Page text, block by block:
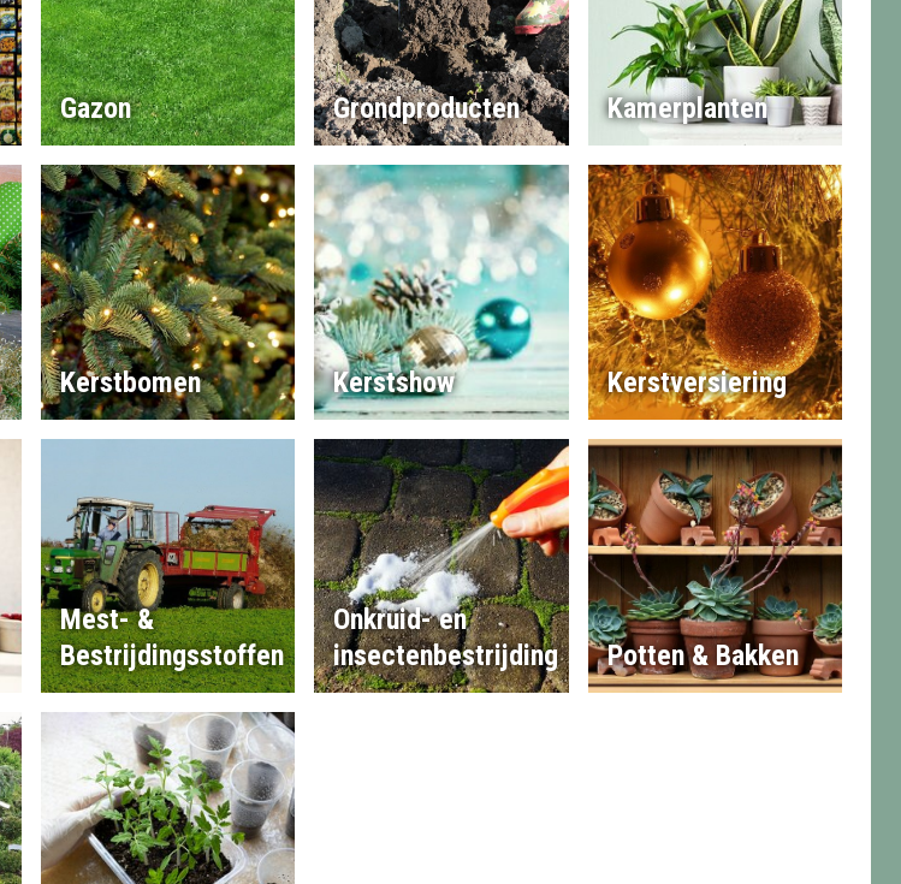
Gazon Grondproducten Kamerplanten
Kerstbomen Kerstshow Kerstversiering
Mest- &
Bestrijdingsstoffen
Onkruid- en
insectenbestrijding
Potten & Bakken